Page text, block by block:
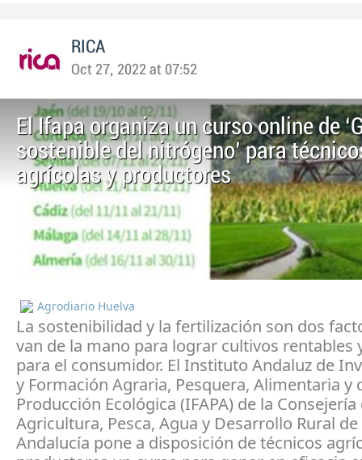
RICA
Oct 27, 2022 at 07:52
El Ifapa organiza un curso online de
sostenible del nitrógeno’ para
agrícolas y productores
Agrodiario Huelva
La sostenibilidad y la fertilización son dos
van de la mano para lograr cultivos rentables
para el consumidor. El Instituto Andaluz de
y Formación Agraria, Pesquera, Alimentaria y
Producción Ecológica (IFAPA) de la Consejería
Agricultura, Pesca, Agua y Desarrollo Rural de
Andalucía pone a disposición de técnicos